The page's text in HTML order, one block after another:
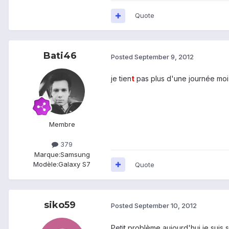
Quote
Bati46
Membre
379
Marque:Samsung
Modèle:Galaxy S7
Posted September 9, 2012
je tient pas plus d'une journée
Quote
siko59 Posted September 10, 2012